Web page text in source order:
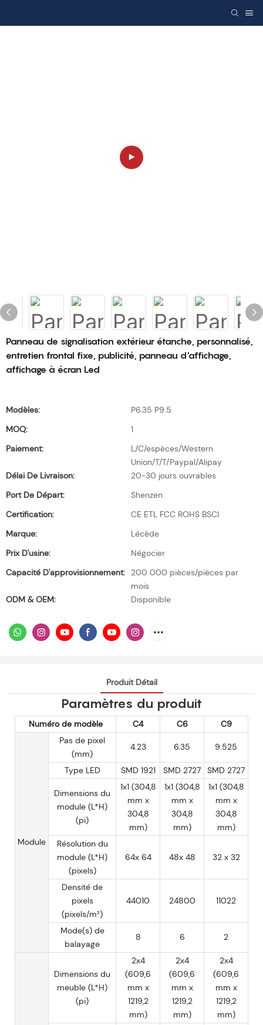
Panneau de signalisation extérieur étanche, personnalisé,
entretien frontal fixe, publicité, panneau d'affichage,
affichage à écran Led
Modèles:
P6.35 P9.5
MOQ:
1
Paiement:
L/C/espèces/Western
Union/T/T/Paypal/Alipay
Délai De Livraison:
20-30 jours ouvrables
Port De Départ:
Shenzen
Certification:
CE ETL FCC ROHS BSCI
Marque:
Lécède
Prix ​​d'usine:
Négocier
Capacité D'approvisionnement:
200 000 pièces/pièces par
mois
ODM & OEM:
Disponible
Produit Détail
Paramètres du produit
Numéro de modèle C4 C6 C9
Module
Pas de pixel
(mm)
4.23 6.35 9.525
Type LED SMD 1921 SMD 2727 SMD 2727
Dimensions du
module (L*H)
(pi)
1x1 (304,8
mm x
304,8
mm)
1x1 (304,8
mm x
304,8
mm)
1x1 (304,8
mm x
304,8
mm)
Résolution du
module (L*H)
(pixels)
64x 64 48x 48 32 x 32
Densité de
pixels
(pixels/m²)
44010 24800 11022
Mode(s) de
balayage
8 6 2
Dimensions du
meuble (L*H)
(pi)
2x4
(609,6
mm x
1219,2
mm)
2x4
(609,6
mm x
1219,2
mm)
2x4
(609,6
mm x
1219,2
mm)